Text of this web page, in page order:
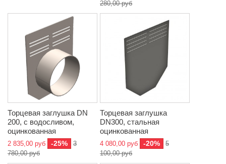
280,00 руб
Торцевая заглушка DN
200, с водосливом,
оцинкованная
2 835,00 руб -25%
3
780,00 руб
Торцевая заглушка
DN300, стальная
оцинкованная
4 080,00 руб -20%
5
100,00 руб